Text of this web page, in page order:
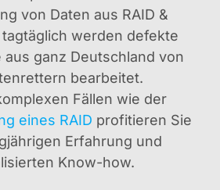
von Daten aus RAID &
werden defekte
ganz Deutschland von
bearbeitet.
Fällen wie der
eines RAID profitieren Sie
Erfahrung und
Know-how.